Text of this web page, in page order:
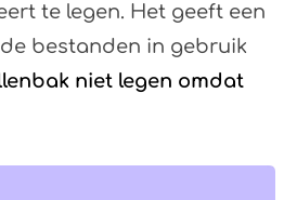
te legen. Het geeft een
bestanden in gebruik
niet legen omdat